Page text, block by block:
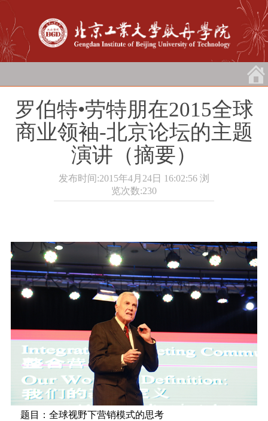
罗伯特•劳特朋在2015全球
商业领袖-北京论坛的主题
演讲（摘要）
发布时间:2015年4月24日 16:02:56 浏
览次数:230
题目：全球视野下营销模式的思考